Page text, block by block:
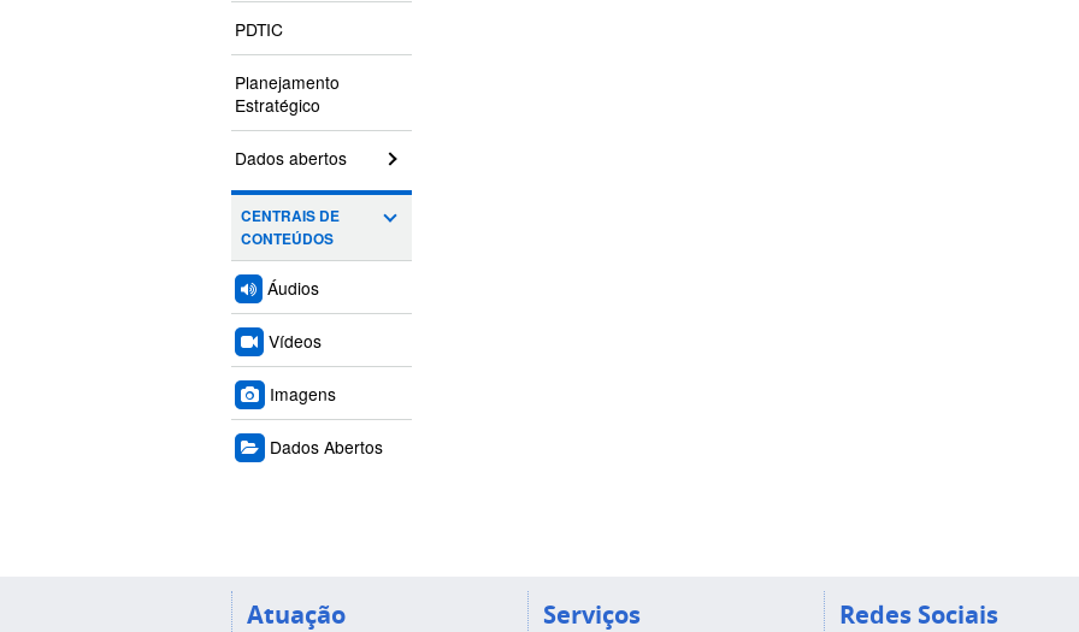
PDTIC
Planejamento
Estratégico
Dados abertos
CENTRAIS DE
CONTEÚDOS
Áudios
Vídeos
Imagens
Dados Abertos
Atuação Serviços Redes Sociais